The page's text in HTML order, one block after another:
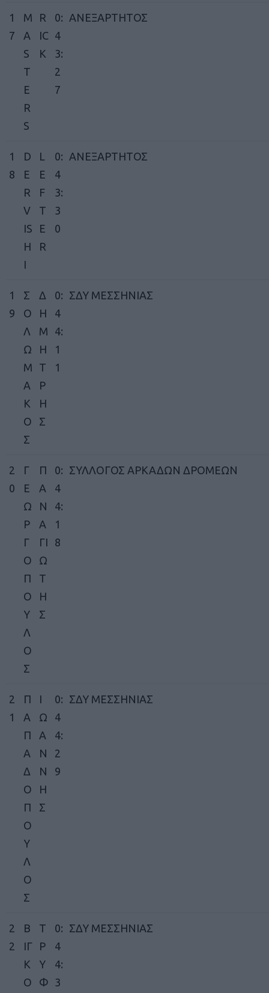
1
7
M
A
S
T
E
R
S
R
IC
K
0:
4
3:
2
7
ΑΝΕΞΑΡΤΗΤΟΣ
1
8
D
E
R
V
IS
H
I
L
E
F
T
E
R
0:
4
3:
3
0
ΑΝΕΞΑΡΤΗΤΟΣ
1
9
Σ
Ο
Λ
Ω
Μ
Α
Κ
Ο
Σ
Δ
Η
Μ
Η
Τ
Ρ
Η
Σ
0:
4
4:
1
1
ΣΔΥ ΜΕΣΣΗΝΙΑΣ
2
0
Γ
Ε
Ω
Ρ
Γ
Ο
Π
Ο
Υ
Λ
Ο
Σ
Π
Α
Ν
Α
ΓΙ
Ω
Τ
Η
Σ
0:
4
4:
1
8
ΣΥΛΛΟΓΟΣ ΑΡΚΑΔΩΝ ΔΡΟΜΕΩΝ
2
1
Π
Α
Π
Α
Δ
Ο
Π
Ο
Υ
Λ
Ο
Σ
Ι
Ω
Α
Ν
Ν
Η
Σ
0:
4
4:
2
9
ΣΔΥ ΜΕΣΣΗΝΙΑΣ
2
2
Β
ΙΓ
Κ
Ο
Τ
Ρ
Υ
Φ
0:
4
4:
3
ΣΔΥ ΜΕΣΣΗΝΙΑΣ